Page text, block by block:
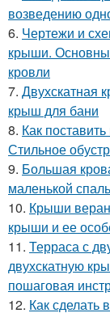
возведению
6. Чертежи и
крыши.
кровли
7. Двухскатная
крыш для бани
8. Как
Стильное
9. Большая
маленькой
10. Крыши
крыши и ее
11. Терраса с
двухскатную
пошаговая
12. Как сделать